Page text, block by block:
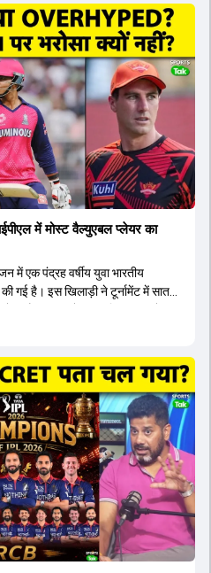
सैमसन और रजत पाटीदार कप्तानी की
वैभव सूर्यवंशी को तीसरे ओपनर के तौर पर
शर्मा और संजू सैमसन पहली पसंद
ऑलराउंडर ज्यादा मौके मिलेंगे। अजीत
और कोच गौतम गंभीर आगामी टी20 वर्ल्ड
का विजन लेकर चल रहे हैं।
में मोस्ट वैल्युएबल प्लेयर का
में एक पंद्रह वर्षीय युवा भारतीय
गई है। इस खिलाड़ी ने टूर्नामेंट में सात
वैल्युएबल प्लेयर का खिताब अपने नाम
टीम के वर्तमान कप्तान और
में लोगों को इस खिलाड़ी के प्रदर्शन पर
बल्लेबाज साबित कर दिया है जो
रखता है। वहीं, इंग्लैंड के पूर्व कप्तान
अलावा इस सीजन की सबसे बड़ी बात इस
देखने के लिए स्टेडियम में भारी भीड़ उमड़ती
को श्रीलंका में होने वाली
में भी शामिल कर लिया गया है।